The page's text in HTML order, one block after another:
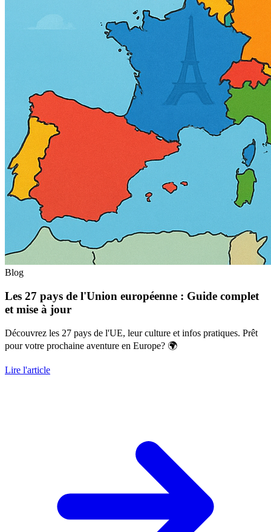
Blog
Les 27 pays de l'Union européenne : Guide complet
et mise à jour
Découvrez les 27 pays de l'UE, leur culture et infos pratiques. Prêt
pour votre prochaine aventure en Europe? 🌍
Lire l'article